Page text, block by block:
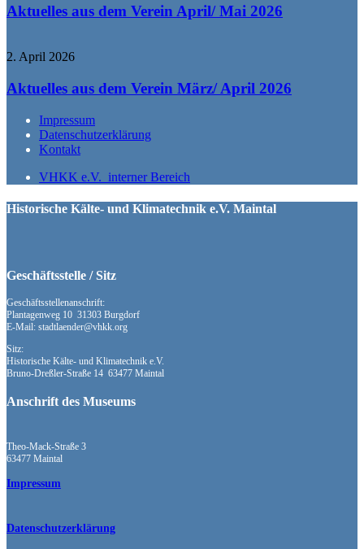
Aktuelles aus dem Verein April/ Mai 2026
2. April 2026
Aktuelles aus dem Verein März/ April 2026
Impressum
Datenschutzerklärung
Kontakt
VHKK e.V. interner Bereich
Historische Kälte- und Klimatechnik e.V. Maintal
Geschäftsstelle / Sitz
Geschäftsstellenanschrift:
Plantagenweg 10 31303 Burgdorf
E-Mail: stadtlaender@vhkk.org
Sitz:
Historische Kälte- und Klimatechnik e.V.
Bruno-Dreßler-Straße 14 63477 Maintal
Anschrift des Museums
Theo-Mack-Straße 3
63477 Maintal
Impressum
Datenschutzerklärung